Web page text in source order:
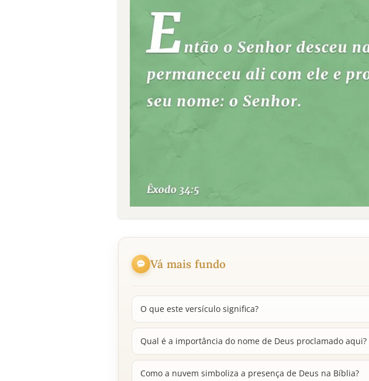
Vá mais fundo
O que este versículo significa?
Qual é a importância do nome de Deus proclamado aqui?
Como a nuvem simboliza a presença de Deus na Bíblia?